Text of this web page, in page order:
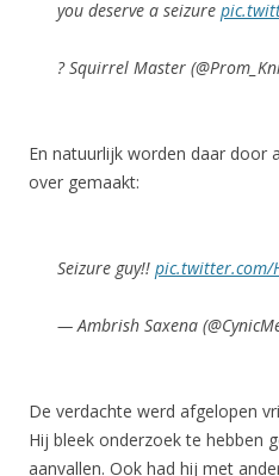
you deserve a seizure
? Squirrel Master
En natuurlijk worden daar door
over gemaakt:
Seizure guy!! pic.twitter.com/
— Ambrish Saxena
De verdachte werd afgelopen
Hij bleek onderzoek te hebben
aanvallen. Ook had hij met